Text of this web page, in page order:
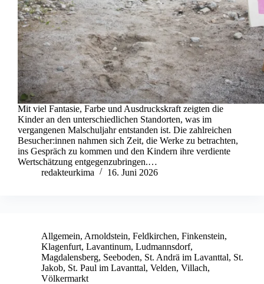
Mit viel Fantasie, Farbe und Ausdruckskraft zeigten die
Kinder an den unterschiedlichen Standorten, was im
vergangenen Malschuljahr entstanden ist. Die zahlreichen
Besucher:innen nahmen sich Zeit, die Werke zu betrachten,
ins Gespräch zu kommen und den Kindern ihre verdiente
Wertschätzung entgegenzubringen.…
redakteurkima
16. Juni 2026
Allgemein, Arnoldstein, Feldkirchen, Finkenstein,
Klagenfurt, Lavantinum, Ludmannsdorf,
Magdalensberg, Seeboden, St. Andrä im Lavanttal, St.
Jakob, St. Paul im Lavanttal, Velden, Villach,
Völkermarkt